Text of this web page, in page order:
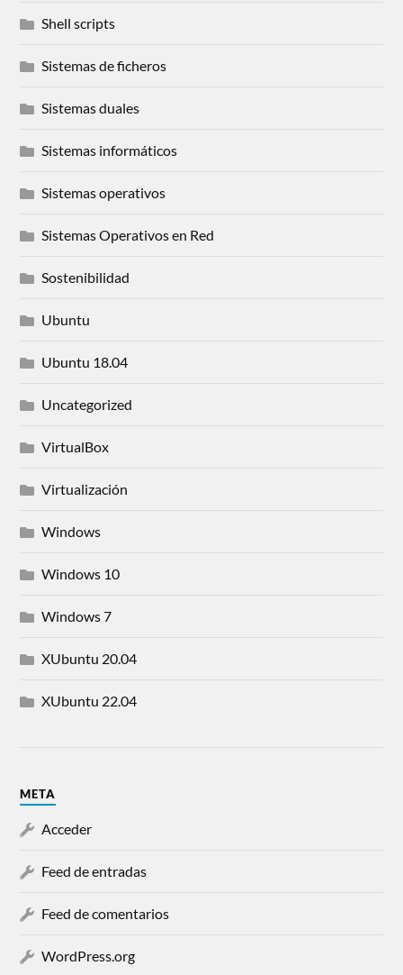
Shell scripts
Sistemas de ficheros
Sistemas duales
Sistemas informáticos
Sistemas operativos
Sistemas Operativos en Red
Sostenibilidad
Ubuntu
Ubuntu 18.04
Uncategorized
VirtualBox
Virtualización
Windows
Windows 10
Windows 7
XUbuntu 20.04
XUbuntu 22.04
META
Acceder
Feed de entradas
Feed de comentarios
WordPress.org